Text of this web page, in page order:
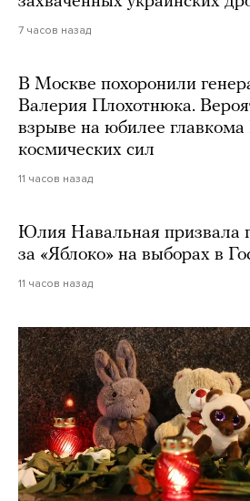
7 часов назад
В Москве похоронили
Валерия Плохотнюка.
взрыве на юбилее
космических сил
11 часов назад
Юлия Навальная призвала
за «Яблоко» на выборах в
11 часов назад